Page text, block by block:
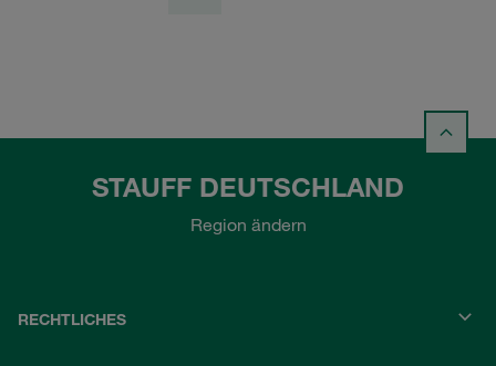
STAUFF DEUTSCHLAND
Region ändern
RECHTLICHES